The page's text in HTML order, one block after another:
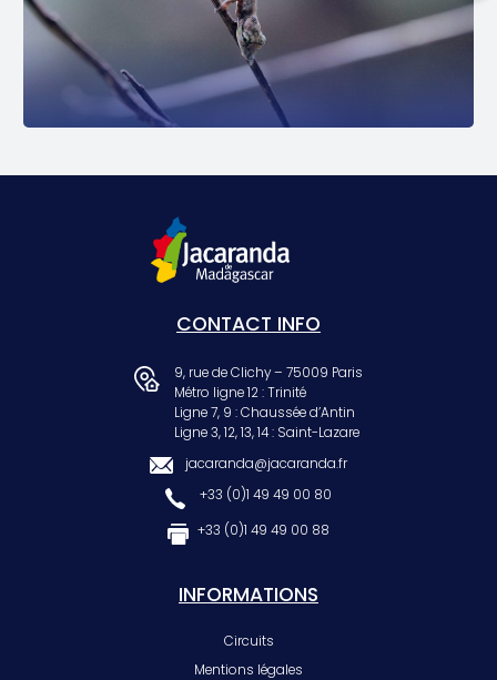
CONTACT INFO
9, rue de Clichy – 75009 Paris
Métro ligne 12 : Trinité
Ligne 7, 9 : Chaussée d’Antin
Ligne 3, 12, 13, 14 : Saint-Lazare
jacaranda@jacaranda.fr
+33 (0)1 49 49 00 80
+33 (0)1 49 49 00 88
INFORMATIONS
Circuits
Mentions légales